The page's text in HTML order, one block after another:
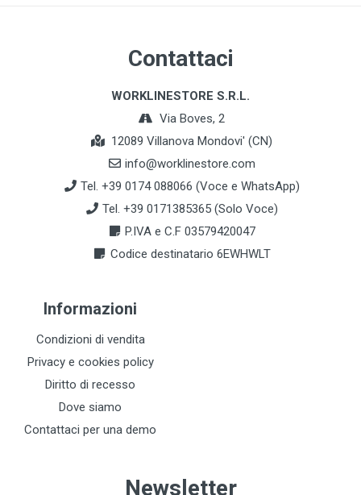
Contattaci
WORKLINESTORE S.R.L.
Via Boves, 2
12089 Villanova Mondovi' (CN)
info@worklinestore.com
Tel. +39 0174 088066 (Voce e WhatsApp)
Tel. +39 0171385365 (Solo Voce)
P.IVA e C.F 03579420047
Codice destinatario 6EWHWLT
Informazioni
Condizioni di vendita
Privacy e cookies policy
Diritto di recesso
Dove siamo
Contattaci per una demo
Newsletter